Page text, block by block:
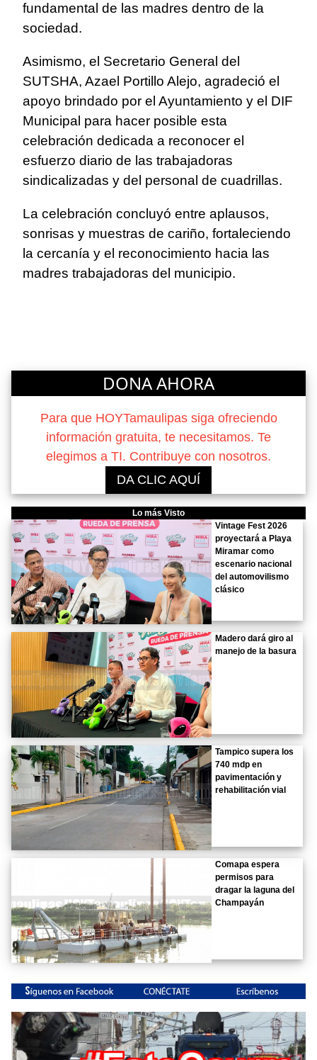
fundamental de las madres dentro de la
sociedad.
Asimismo, el Secretario General del
SUTSHA, Azael Portillo Alejo, agradeció el
apoyo brindado por el Ayuntamiento y el DIF
Municipal para hacer posible esta
celebración dedicada a reconocer el
esfuerzo diario de las trabajadoras
sindicalizadas y del personal de cuadrillas.
La celebración concluyó entre aplausos,
sonrisas y muestras de cariño, fortaleciendo
la cercanía y el reconocimiento hacia las
madres trabajadoras del municipio.
DONA AHORA
Para que HOYTamaulipas siga ofreciendo
información gratuita, te necesitamos. Te
elegimos a TI. Contribuye con nosotros.
DA CLIC AQUÍ
Lo más Visto
Vintage Fest 2026
proyectará a Playa
Miramar como
escenario nacional
del automovilismo
clásico
Madero dará giro al
manejo de la basura
Tampico supera los
740 mdp en
pavimentación y
rehabilitación vial
Comapa espera
permisos para
dragar la laguna del
Champayán